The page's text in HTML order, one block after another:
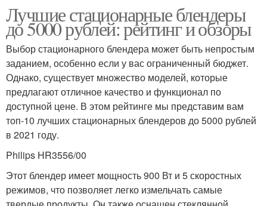
Лучшие стационарные блендеры
до 5000 рублей: рейтинг и обзоры
Выбор стационарного блендера может быть непростым
заданием, особенно если у вас ограниченный бюджет.
Однако, существует множество моделей, которые
предлагают отличное качество и функционал по
доступной цене. В этом рейтинге мы представим вам
топ-10 лучших стационарных блендеров до 5000 рублей
в 2021 году.
Philips HR3556/00
Этот блендер имеет мощность 900 Вт и 5 скоростных
режимов, что позволяет легко измельчать самые